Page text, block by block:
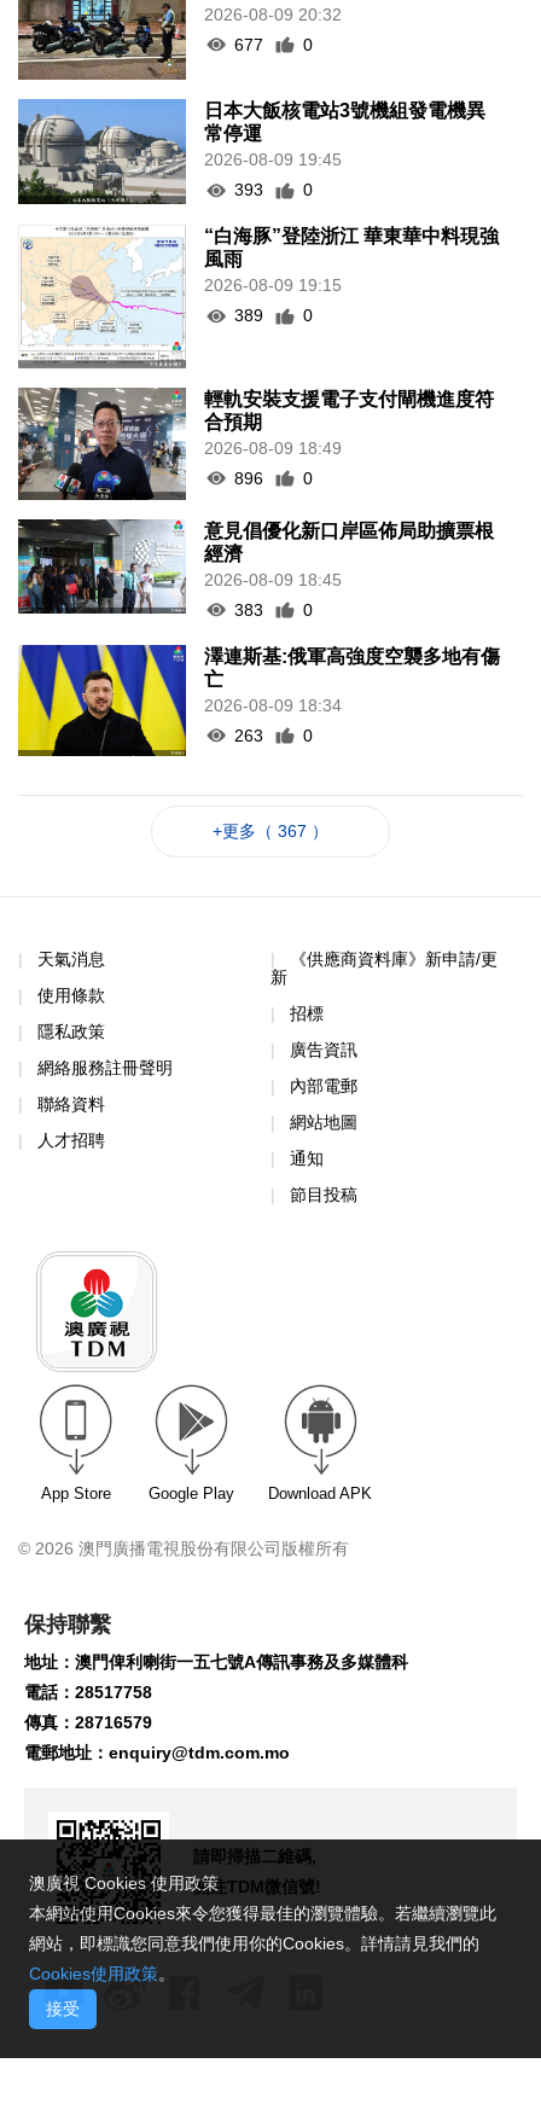
2026-08-09 20:32
677
0
日本大飯核電站3號機組發電機異
常停運
2026-08-09 19:45
393
0
“白海豚”登陸浙江 華東華中料現強
風雨
2026-08-09 19:15
389
0
輕軌安裝支援電子支付閘機進度符
合預期
2026-08-09 18:49
896
0
意見倡優化新口岸區佈局助擴票根
經濟
2026-08-09 18:45
383
0
澤連斯基:俄軍高強度空襲多地有傷
亡
2026-08-09 18:34
263
0
+更多（ 367 ）
天氣消息
使用條款
隱私政策
網絡服務註冊聲明
聯絡資料
人才招聘
《供應商資料庫》新申請/更
新
招標
廣告資訊
內部電郵
網站地圖
通知
節目投稿
App Store Google Play Download APK
© 2026 澳門廣播電視股份有限公司版權所有
保持聯繫
地址：澳門俾利喇街一五七號A傳訊事務及多媒體科
電話：28517758
傳真：28716579
電郵地址： enquiry@tdm.com.mo
請即掃描二維碼,
關注TDM微信號!
澳廣視 Cookies 使用政策
本網站使用Cookies來令您獲得最佳的瀏覽體驗。若繼續瀏覽此
網站，即標識您同意我們使用你的Cookies。詳情請見我們的
Cookies使用政策。
接受